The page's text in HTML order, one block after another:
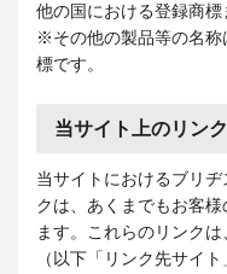
他の国における登録商標
※その他の製品等の名称
標です。
当サイト上のリン
当サイトにおけるブリ
クは、あくまでもお客
ます。これらのリンク
（以下「リンク先サイ